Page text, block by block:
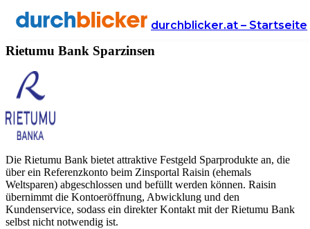
durchblicker.at – Startseite
Anbieter Finanzen sparzinsen Rietumu Bank
Rietumu Bank Sparzinsen
Die Rietumu Bank bietet attraktive Festgeld Sparprodukte an, die
über ein Referenzkonto beim Zinsportal Raisin (ehemals
Weltsparen) abgeschlossen und befüllt werden können. Raisin
übernimmt die Kontoeröffnung, Abwicklung und den
Kundenservice, sodass ein direkter Kontakt mit der Rietumu Bank
selbst nicht notwendig ist.